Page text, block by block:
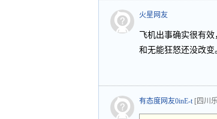
火星网友
飞机出事确实很有
和无能狂怒还没改变
有态度网友0inE-t [四川